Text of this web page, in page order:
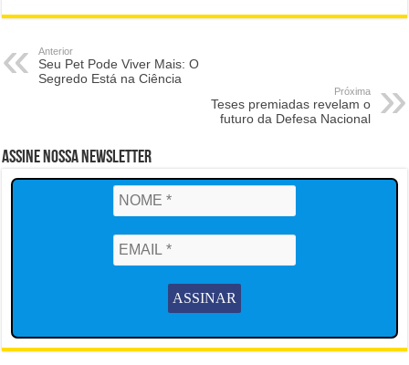
Anterior
Seu Pet Pode Viver Mais: O
Segredo Está na Ciência
Próxima
Teses premiadas revelam o
futuro da Defesa Nacional
Assine Nossa Newsletter